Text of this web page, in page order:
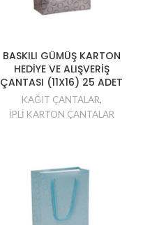
BASKILI GÜMÜŞ KARTON
HEDİYE VE ALIŞVERİŞ
ÇANTASI (11X16) 25 ADET
KAĞIT ÇANTALAR,
İPLİ KARTON ÇANTALAR